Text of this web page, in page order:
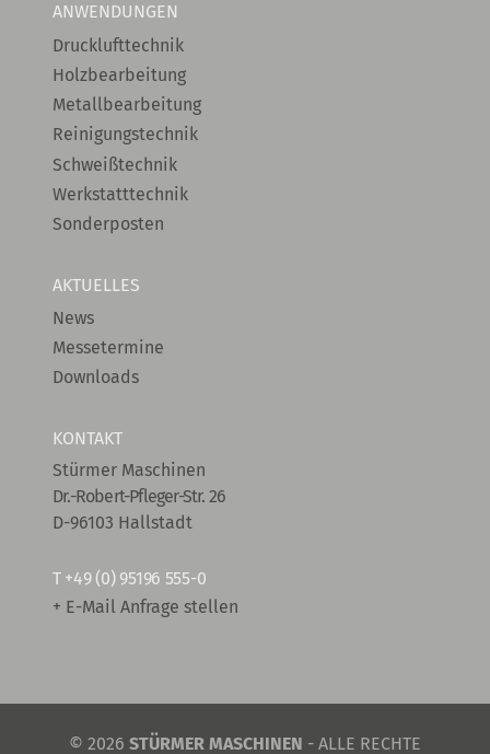
ANWENDUNGEN
Drucklufttechnik
Holzbearbeitung
Metallbearbeitung
Reinigungstechnik
Schweißtechnik
Werkstatttechnik
Sonderposten
AKTUELLES
News
Messetermine
Downloads
KONTAKT
Stürmer Maschinen
Dr.-Robert-Pfleger-Str. 26
D-96103 Hallstadt
T +49 (0) 95196 555-0
+ E-Mail Anfrage stellen
© 2026 STÜRMER MASCHINEN - ALLE RECHTE